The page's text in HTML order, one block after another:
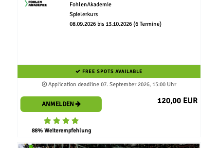
FohlenAkademie
Spielerkurs
08.09.2026 bis 13.10.2026 (6 Termine)
FREE SPOTS AVAILABLE
Application deadline 07. September 2026, 15:00 Uhr
ANMELDEN
88% Weiterempfehlung
120,00 EUR